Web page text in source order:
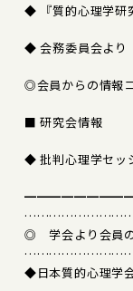
◆ 『質的心理学研
◆ 会務委員会より
◎会員からの情報
■ 研究会情報
◆ 批判心理学セッ
◎ 学会より会員
◆日本質的心理学